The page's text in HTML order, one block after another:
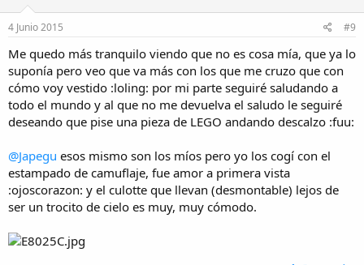
n
e
s
4 Junio 2015 #9
Me quedo más tranquilo viendo que no es cosa mía, que ya lo
suponía pero veo que va más con los que me cruzo que con
cómo voy vestido :loling: por mi parte seguiré saludando a
todo el mundo y al que no me devuelva el saludo le seguiré
deseando que pise una pieza de LEGO andando descalzo :fuu:
@Japegu esos mismo son los míos pero yo los cogí con el
estampado de camuflaje, fue amor a primera vista
:ojoscorazon: y el culotte que llevan (desmontable) lejos de
ser un trocito de cielo es muy, muy cómodo.